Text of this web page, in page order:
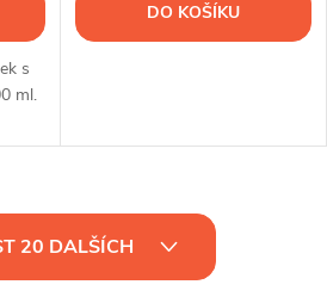
s
ml.
DO KOŠÍKU
20 DALŠÍCH